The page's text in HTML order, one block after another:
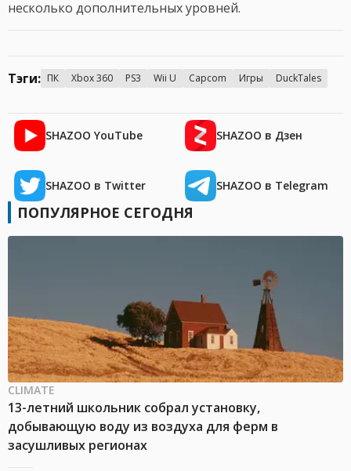
несколько дополнительных уровней.
Тэги: ПК Xbox 360 PS3 Wii U Capcom Игры DuckTales
SHAZOO YouTube SHAZOO в Дзен
SHAZOO в Twitter SHAZOO в Telegram
ПОПУЛЯРНОЕ СЕГОДНЯ
CLIMATE
13-летний школьник собрал установку,
добывающую воду из воздуха для ферм в
засушливых регионах